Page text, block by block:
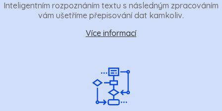
Inteligentním rozpoznáním textu s následným zpracováním
vám ušetříme přepisování dat kamkoliv.
Více informací